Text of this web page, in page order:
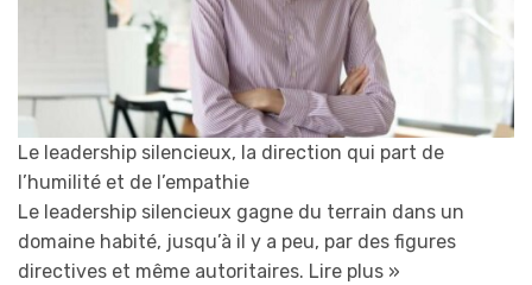
Le leadership silencieux, la direction qui part de
l’humilité et de l’empathie
Le leadership silencieux gagne du terrain dans un
domaine habité, jusqu’à il y a peu, par des figures
directives et même autoritaires. Lire plus »